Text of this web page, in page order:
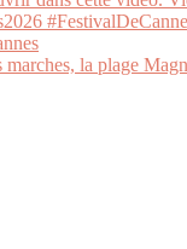
marches, la plage